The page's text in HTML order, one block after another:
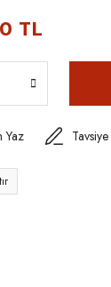
TL
Yaz